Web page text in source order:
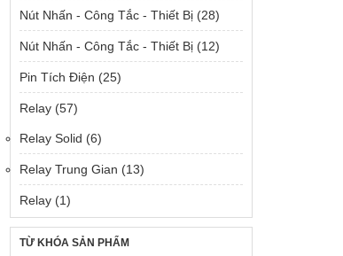
Nút Nhấn - Công Tắc - Thiết Bị (28)
Nút Nhấn - Công Tắc - Thiết Bị (12)
Pin Tích Điện (25)
Relay (57)
Relay Solid (6)
Relay Trung Gian (13)
Relay (1)
TỪ KHÓA SẢN PHẨM